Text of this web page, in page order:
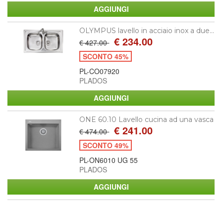
OLYMPUS lavello in acciaio inox a due...
€ 427.00 € 234.00
SCONTO 45%
PL-CO07920
PLADOS
ONE 60.10 Lavello cucina ad una vasca
€ 474.00 € 241.00
SCONTO 49%
PL-ON6010 UG 55
PLADOS